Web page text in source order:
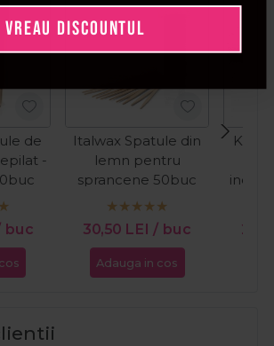
de
-
buc
Italwax Spatule din
lemn pentru
sprancene 50buc
30,50 LEI / buc
Adauga in cos
VREAU DISCOUNTUL